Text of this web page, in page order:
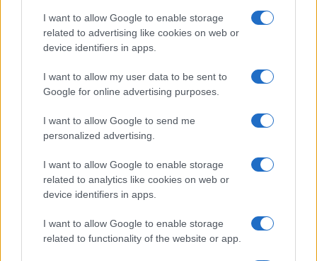
I want to allow Google to enable storage
related to advertising like cookies on web or
device identifiers in apps.
I want to allow my user data to be sent to
Google for online advertising purposes.
I want to allow Google to send me
personalized advertising.
I want to allow Google to enable storage
related to analytics like cookies on web or
device identifiers in apps.
I want to allow Google to enable storage
related to functionality of the website or app.
L’inquietante tesi sul “patto”
per le restrizioni Covid: ehi
Conte, parla per te
Un passaggio del soliloquio di Giuseppi in
Commissione Covid dice tutto